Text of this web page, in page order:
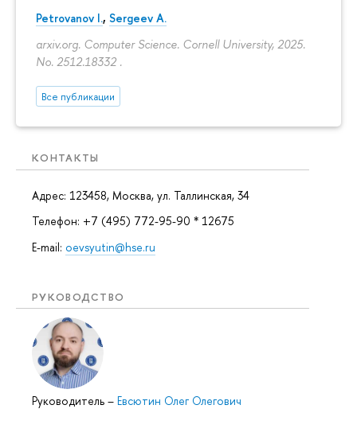
Petrovanov I., Sergeev A.
arxiv.org. Computer Science. Cornell University, 2025.
No. 2512.18332 .
Все публикации
КОНТАКТЫ
Адрес: 123458, Москва, ул. Таллинская, 34
Телефон: +7 (495) 772-95-90 * 12675
E-mail: oevsyutin@hse.ru
РУКОВОДСТВО
Руководитель – Евсютин Олег Олегович